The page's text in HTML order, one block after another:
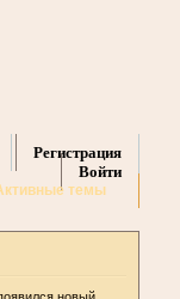
Регистрация
Войти
темы
новый